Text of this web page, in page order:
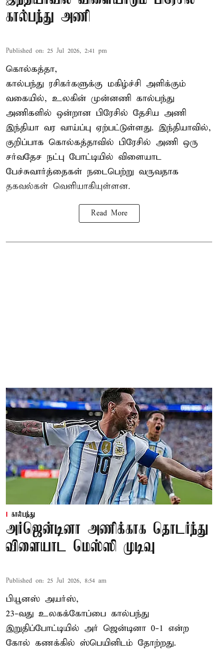
கால்பந்து அணி
Published on: 25 Jul 2026, 2:41 pm
கொல்கத்தா,
கால்பந்து ரசிகர்களுக்கு மகிழ்ச்சி அளிக்கும்
வகையில், உலகின் முன்னணி கால்பந்து
அணிகளில் ஒன்றான பிரேசில் தேசிய அணி
இந்தியா வர வாய்ப்பு ஏற்பட்டுள்ளது. இந்தியாவில்,
குறிப்பாக கொல்கத்தாவில் பிரேசில் அணி ஒரு
சர்வதேச நட்பு போட்டியில் விளையாட
பேச்சுவார்த்தைகள் நடைபெற்று வருவதாக
தகவல்கள் வெளியாகியுள்ளன.
Read More
கால்பந்து
அர்ஜென்டினா அணிக்காக தொடர்ந்து
விளையாட மெஸ்ஸி முடிவு
Published on: 25 Jul 2026, 8:54 am
பியூனஸ் அயர்ஸ்,
23-வது உலகக்கோப்பை கால்பந்து
இறுதிப்போட்டியில் அர் ஜென்டினா 0-1 என்ற
கோல் கணக்கில் ஸ்பெயினிடம் தோற்றது.